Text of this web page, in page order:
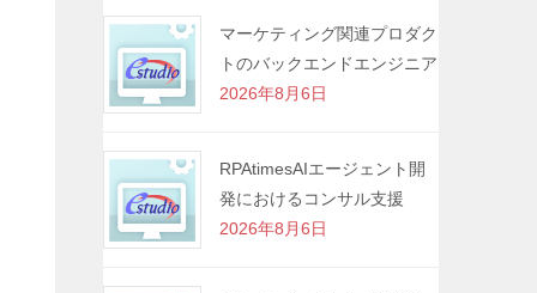
マーケティング関連プロダク
トのバックエンドエンジニア
2026年8月6日
RPAtimesAIエージェント開
発におけるコンサル支援
2026年8月6日